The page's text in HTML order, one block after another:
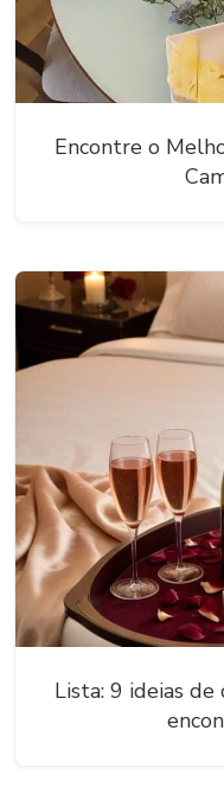
Encontre o
Lista: 9 ideias de